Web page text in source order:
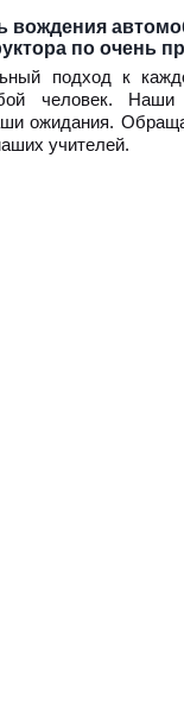
вождения
по очень
подход к
человек.
ожидания.
учителей.